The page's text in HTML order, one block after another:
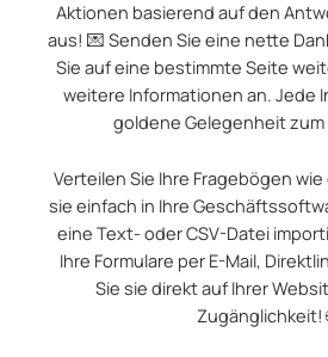
Aktionen basierend auf den
aus! 💌 Senden Sie eine nette
Sie auf eine bestimmte Seite
weitere Informationen an. Jede
goldene Gelegenheit zum
Verteilen Sie Ihre Fragebögen
sie einfach in Ihre
eine Text- oder CSV-Datei
Ihre Formulare per E-Mail,
Sie sie direkt auf Ihrer
Zugänglichkeit!